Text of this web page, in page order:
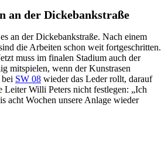
an der Dickebankstraße
an der Dickebankstraße. Nach einem
die Arbeiten schon weit fortgeschritten.
muss im finalen Stadium auch der
mitspielen, wenn der Kunstrasen
SW 08 wieder das Leder rollt, darauf
Leiter Willi Peters nicht festlegen: „Ich
acht Wochen unsere Anlage wieder